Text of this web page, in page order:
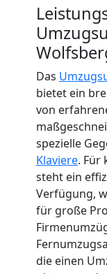
Das
bietet ein
von
spezielle
Klaviere. Für
steht ein
Verfügung,
für große
die einen